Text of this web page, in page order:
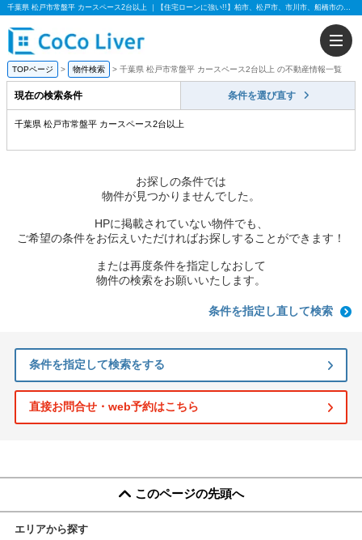
千葉県 松戸市常盤平 カースペース2台以上 ｜【住宅ローンに強い!!】柏市、松戸市、市川市、船橋市の不動産のことなら株式会社ココリバー
TOPページ 物件検索 千葉県 松戸市常盤平 カースペース2台以上 の不動産情報一覧
現在の検索条件 条件を選び直す
千葉県 松戸市常盤平 カースペース2台以上
お探しの条件では
物件が見つかりませんでした。
HPに掲載されていない物件でも、
ご希望の条件をお伝えいただければお探しすることができます！
または再度条件を指定しなおして
物件の検索をお願いいたします。
条件を指定し直して検索
条件を指定して検索をする
直接お問合せ・web予約はこちら
このページの先頭へ
エリアから探す